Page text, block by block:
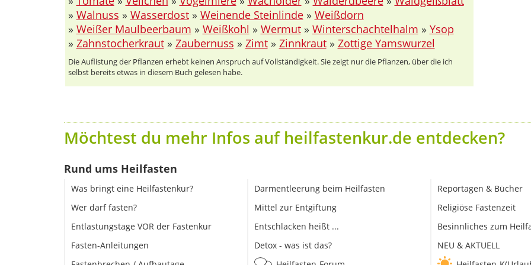
» Walnuss » Wasserdost » Weinende Steinlinde » Weißdorn
» Weißer Maulbeerbaum » Weißkohl » Wermut » Winterschachtelhalm » Ysop
» Zahnstocherkraut » Zaubernuss » Zimt » Zinnkraut » Zottige Yamswurzel
Die Auflistung der Pflanzen erhebt keinen Anspruch auf Vollständigkeit. Sie zeigt nur die Pflanzen, über die ich
selbst bereits etwas in diesem Buch gelesen habe.
Möchtest du mehr Infos auf heilfastenkur.de entdecken?
Rund ums Heilfasten
Was bringt eine Heilfastenkur?
Wer darf fasten?
Entlastungstage VOR der Fastenkur
Fasten-Anleitungen
Darmentleerung beim Heilfasten
Mittel zur Entgiftung
Entschlacken heißt ...
Detox - was ist das?
Reportagen & Bücher
Religiöse Fastenzeit
Besinnliches zum
NEU & AKTUELL